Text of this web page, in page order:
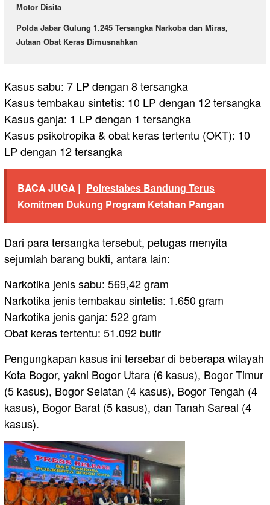
Motor Disita
Polda Jabar Gulung 1.245 Tersangka Narkoba dan Miras,
Jutaan Obat Keras Dimusnahkan
Kasus sabu: 7 LP dengan 8 tersangka
Kasus tembakau sintetis: 10 LP dengan 12 tersangka
Kasus ganja: 1 LP dengan 1 tersangka
Kasus psikotropika & obat keras tertentu (OKT): 10
LP dengan 12 tersangka
BACA JUGA | Polrestabes Bandung Terus
Komitmen Dukung Program Ketahan Pangan
Dari para tersangka tersebut, petugas menyita
sejumlah barang bukti, antara lain:
Narkotika jenis sabu: 569,42 gram
Narkotika jenis tembakau sintetis: 1.650 gram
Narkotika jenis ganja: 522 gram
Obat keras tertentu: 51.092 butir
Pengungkapan kasus ini tersebar di beberapa wilayah
Kota Bogor, yakni Bogor Utara (6 kasus), Bogor Timur
(5 kasus), Bogor Selatan (4 kasus), Bogor Tengah (4
kasus), Bogor Barat (5 kasus), dan Tanah Sareal (4
kasus).